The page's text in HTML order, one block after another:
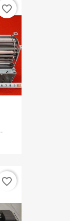
favorite_border
favorite_border